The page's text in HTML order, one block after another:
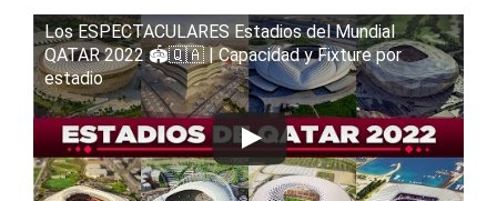
Los ESPECTACULARES Estadios del Mundial
QATAR 2022 🏟️🇶🇦 | Capacidad y Fixture por
estadio